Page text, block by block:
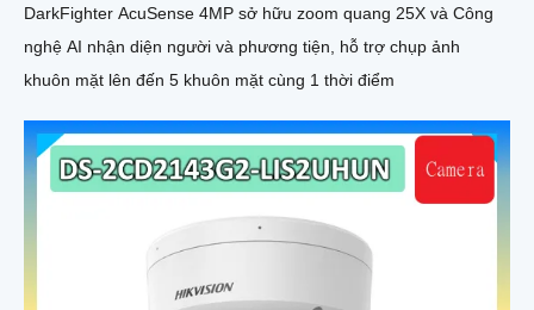
DarkFighter AcuSense 4MP sở hữu zoom quang 25X và Công
nghệ AI nhận diện người và phương tiện, hỗ trợ chụp ảnh
khuôn mặt lên đến 5 khuôn mặt cùng 1 thời điểm